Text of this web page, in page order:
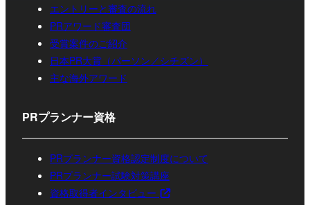
エントリーと審査の流れ
PRアワード審査団
受賞案件のご紹介
日本PR大賞（パーソン／シチズン）
主な海外アワード
PRプランナー資格
PRプランナー資格認定制度について
PRプランナー試験対策講座
資格取得者インタビュー